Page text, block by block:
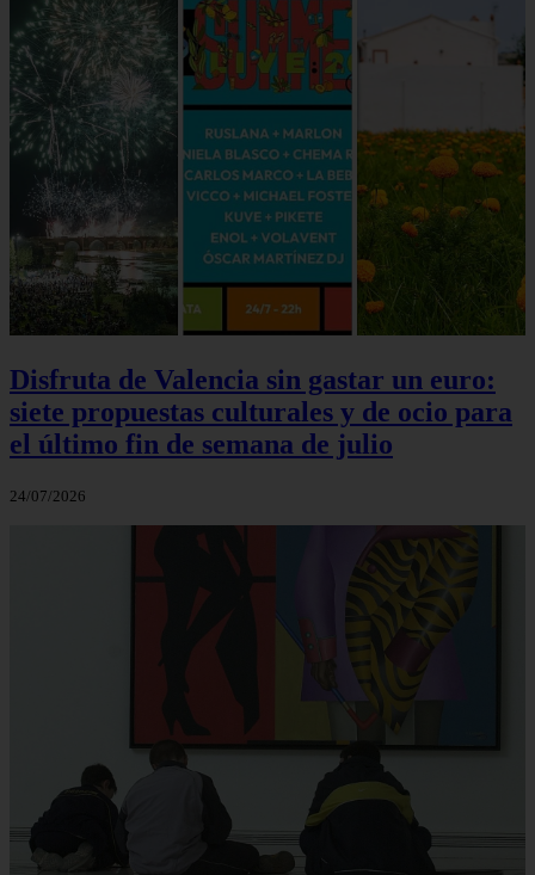
Disfruta de Valencia sin gastar un euro:
siete propuestas culturales y de ocio para
el último fin de semana de julio
24/07/2026